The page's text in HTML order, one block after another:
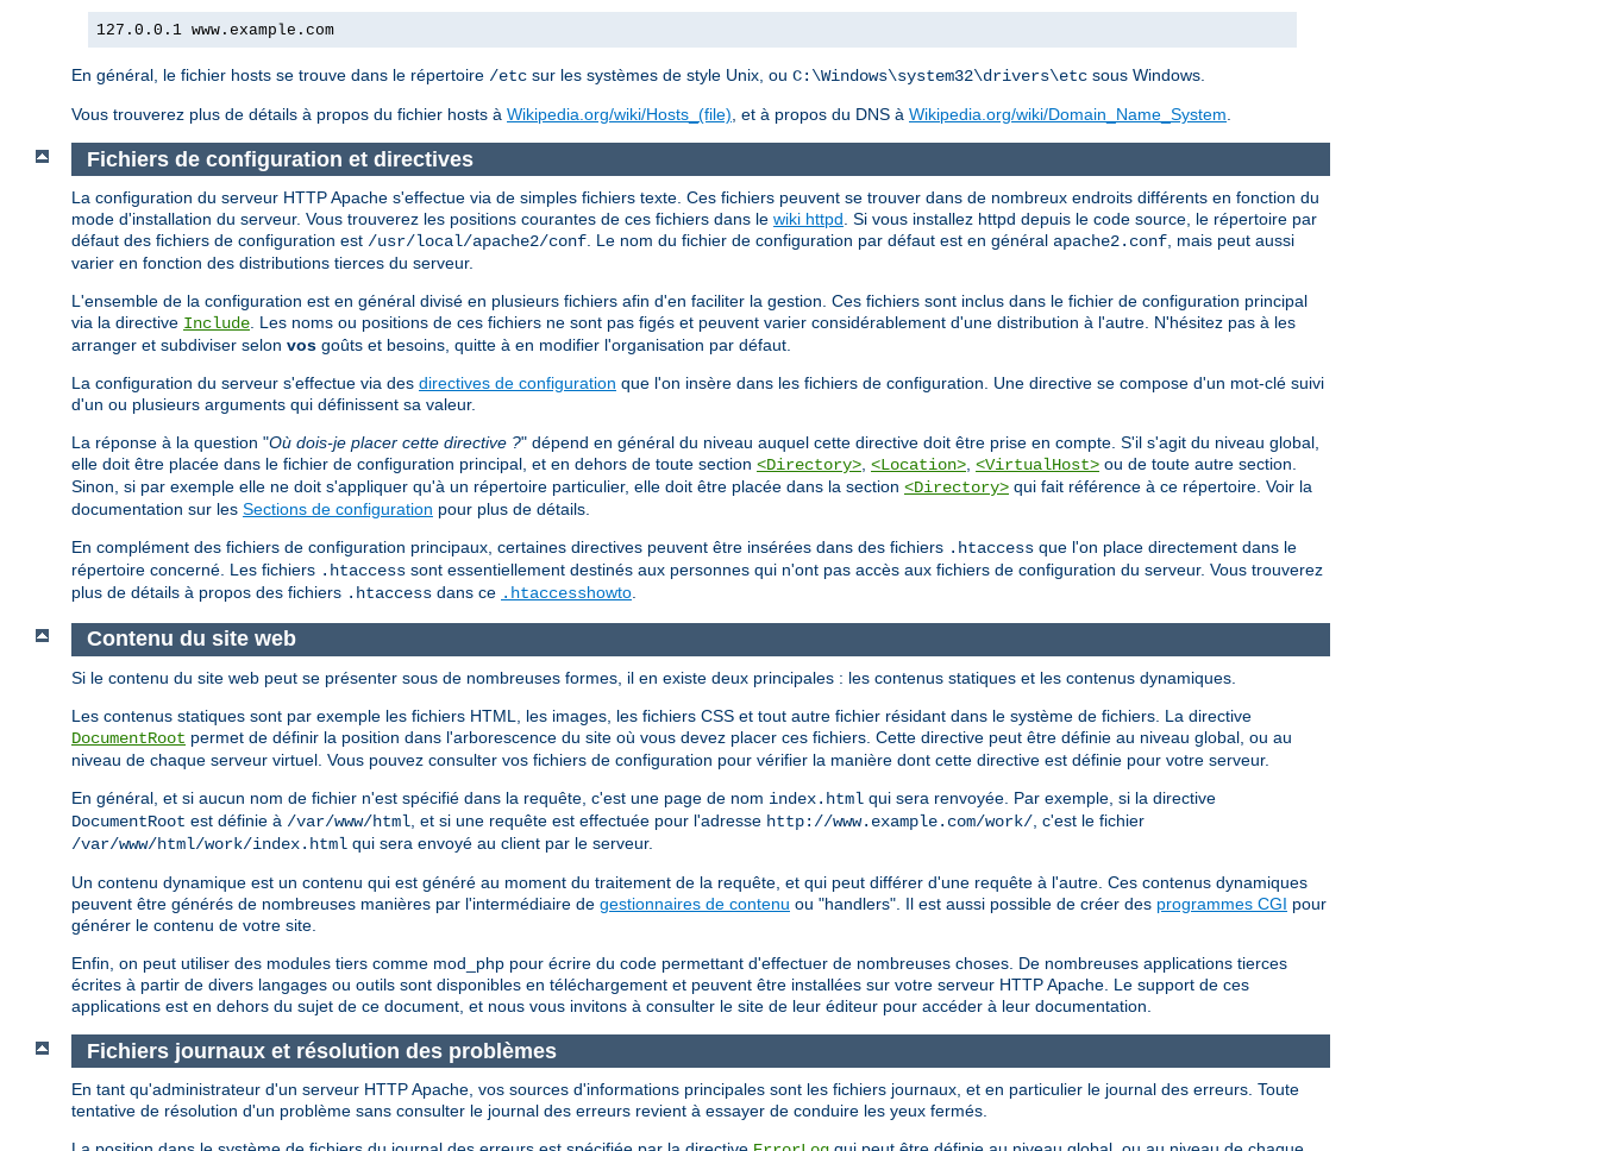
127.0.0.1 www.example.com
En général, le fichier hosts se trouve dans le répertoire /etc sur les systèmes de style Unix, ou C:\Windows\system32\drivers\etc sous Windows.
Vous trouverez plus de détails à propos du fichier hosts à Wikipedia.org/wiki/Hosts_(file) , et à propos du DNS à Wikipedia.org/wiki/Domain_Name_System
Fichiers de configuration et directives
La configuration du serveur HTTP Apache s'effectue via de simples fichiers texte. Ces fichiers peuvent se trouver dans de nombreux endroits différents en fonction du
mode d'installation du serveur. Vous trouverez les positions courantes de ces fichiers dans le wiki httpd. Si vous installez httpd depuis le code source, le répertoire par
défaut des fichiers de configuration est /usr/local/apache2/conf. Le nom du fichier de configuration par défaut est en général apache2.conf, mais peut aussi
varier en fonction des distributions tierces du serveur.
L'ensemble de la configuration est en général divisé en plusieurs fichiers afin d'en faciliter la gestion. Ces fichiers sont inclus dans le fichier de configuration principal
via la directive Include. Les noms ou positions de ces fichiers ne sont pas figés et peuvent varier considérablement d'une distribution à l'autre. N'hésitez pas à les
arranger et subdiviser selon vos goûts et besoins, quitte à en modifier l'organisation par défaut.
La configuration du serveur s'effectue via des directives de configuration que l'on insère dans les fichiers de configuration. Une directive se compose d'un mot-clé suivi
d'un ou plusieurs arguments qui définissent sa valeur.
La réponse à la question "Où dois-je placer cette directive ?" dépend en général du niveau auquel cette directive doit être prise en compte. S'il s'agit du niveau global,
elle doit être placée dans le fichier de configuration principal, et en dehors de toute section <Directory>, <Location>, <VirtualHost> ou de toute autre section.
Sinon, si par exemple elle ne doit s'appliquer qu'à un répertoire particulier, elle doit être placée dans la section <Directory> qui fait référence à ce répertoire. Voir la
documentation sur les Sections de configuration pour plus de détails.
En complément des fichiers de configuration principaux, certaines directives peuvent être insérées dans des fichiers .htaccess que l'on place directement dans le
répertoire concerné. Les fichiers .htaccess sont essentiellement destinés aux personnes qui n'ont pas accès aux fichiers de configuration du serveur. Vous trouverez
plus de détails à propos des fichiers .htaccess dans ce .htaccesshowto.
Contenu du site web
Si le contenu du site web peut se présenter sous de nombreuses formes, il en existe deux principales : les contenus statiques et les contenus dynamiques.
Les contenus statiques sont par exemple les fichiers HTML, les images, les fichiers CSS et tout autre fichier résidant dans le système de fichiers. La directive
DocumentRoot permet de définir la position dans l'arborescence du site où vous devez placer ces fichiers. Cette directive peut être définie au niveau global, ou au
niveau de chaque serveur virtuel. Vous pouvez consulter vos fichiers de configuration pour vérifier la manière dont cette directive est définie pour votre serveur.
En général, et si aucun nom de fichier n'est spécifié dans la requête, c'est une page de nom index.html qui sera renvoyée. Par exemple, si la directive
DocumentRoot est définie à /var/www/html , et si une requête est effectuée pour l'adresse http://www.example.com/work/ , c'est le fichier
/var/www/html/work/index.html qui sera envoyé au client par le serveur.
Un contenu dynamique est un contenu qui est généré au moment du traitement de la requête, et qui peut différer d'une requête à l'autre. Ces contenus dynamiques
peuvent être générés de nombreuses manières par l'intermédiaire de gestionnaires de contenu ou "handlers". Il est aussi possible de créer des programmes CGI pour
générer le contenu de votre site.
Enfin, on peut utiliser des modules tiers comme mod_php pour écrire du code permettant d'effectuer de nombreuses choses. De nombreuses applications tierces
écrites à partir de divers langages ou outils sont disponibles en téléchargement et peuvent être installées sur votre serveur HTTP Apache. Le support de ces
applications est en dehors du sujet de ce document, et nous vous invitons à consulter le site de leur éditeur pour accéder à leur documentation.
Fichiers journaux et résolution des problèmes
En tant qu'administrateur d'un serveur HTTP Apache, vos sources d'informations principales sont les fichiers journaux, et en particulier le journal des erreurs. Toute
tentative de résolution d'un problème sans consulter le journal des erreurs revient à essayer de conduire les yeux fermés.